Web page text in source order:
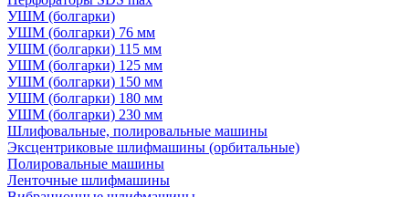
УШМ (болгарки)
УШМ (болгарки) 76 мм
УШМ (болгарки) 115 мм
УШМ (болгарки) 125 мм
УШМ (болгарки) 150 мм
УШМ (болгарки) 180 мм
УШМ (болгарки) 230 мм
Шлифовальные, полировальные машины
Эксцентриковые шлифмашины (орбитальные)
Полировальные машины
Ленточные шлифмашины